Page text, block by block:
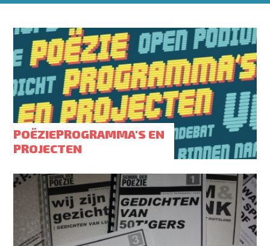
POËZIEPROGRAMMA'S EN
PROJECTEN